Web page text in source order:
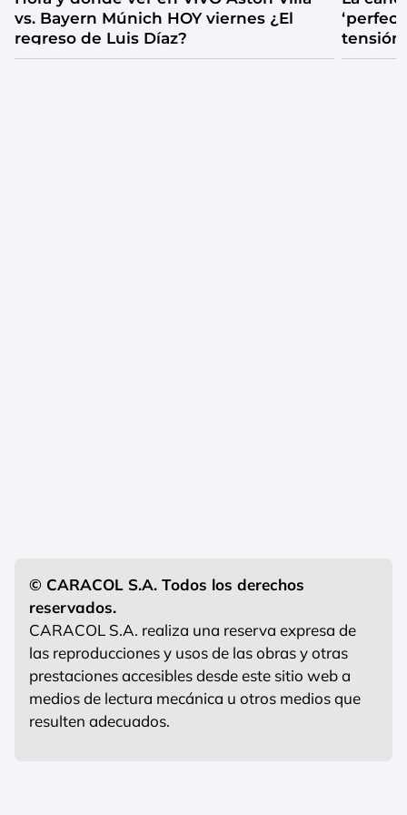
vs. Bayern Múnich HOY viernes ¿El
regreso de Luis Díaz?
tensión
catarsis
© CARACOL S.A. Todos los derechos
reservados.
CARACOL S.A. realiza una reserva expresa de
las reproducciones y usos de las obras y otras
prestaciones accesibles desde este sitio web a
medios de lectura mecánica u otros medios que
resulten adecuados.